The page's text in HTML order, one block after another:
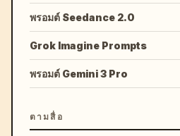
พรอมต์ Seedance 2.0
Grok Imagine Prompts
พรอมต์ Gemini 3 Pro
ตามสื่อ